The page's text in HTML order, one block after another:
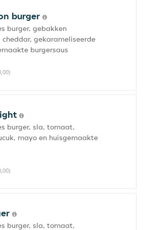
burger
burger, gebakken
cheddar, gekarameliseerde
burgersaus
burger, sla, tomaat,
mayo en huisgemaakte
burger, sla, tomaat,